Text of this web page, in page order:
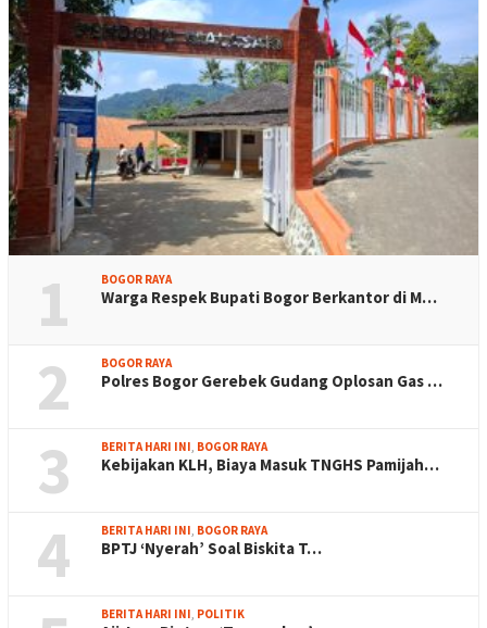
1 BOGOR RAYA
Warga Respek Bupati Bogor Berkantor di M…
2 BOGOR RAYA
Polres Bogor Gerebek Gudang Oplosan Gas …
3 BERITA HARI INI, BOGOR RAYA
Kebijakan KLH, Biaya Masuk TNGHS Pamijah…
4 BERITA HARI INI, BOGOR RAYA
BPTJ ‘Nyerah’ Soal Biskita T…
BERITA HARI INI, POLITIK